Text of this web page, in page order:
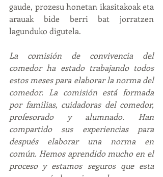
gaude, prozesu honetan ikasitakoak eta
arauak bide berri bat jorratzen
lagunduko digutela.
La comisión de convivencia del
comedor ha estado trabajando todos
estos meses para elaborar la norma del
comedor. La comisión está formada
por familias, cuidadoras del comedor,
profesorado y alumnado. Han
compartido sus experiencias para
después elaborar una norma en
común. Hemos aprendido mucho en el
proceso y estamos seguros que esta